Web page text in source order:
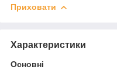
Приховати
Характеристики
Основні